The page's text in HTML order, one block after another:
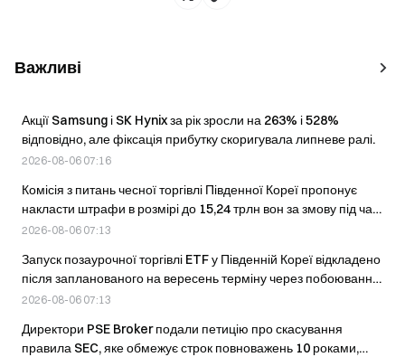
Важливі
Акції Samsung і SK Hynix за рік зросли на 263% і 528%
відповідно, але фіксація прибутку скоригувала липневе ралі.
2026-08-06 07:16
Комісія з питань чесної торгівлі Південної Кореї пропонує
накласти штрафи в розмірі до 15,24 трлн вон за змову під час
торгівлі облігаціями
2026-08-06 07:13
Запуск позаурочної торгівлі ETF у Південній Кореї відкладено
після запланованого на вересень терміну через побоювання
щодо волатильності.
2026-08-06 07:13
Директори PSE Broker подали петицію про скасування
правила SEC, яке обмежує строк повноважень 10 роками,